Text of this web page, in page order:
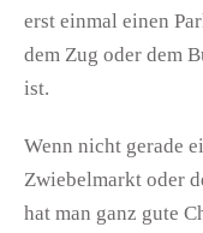
erst einmal einen
dem Zug oder dem
ist.
Wenn nicht gerade
Zwiebelmarkt oder
hat man ganz gute